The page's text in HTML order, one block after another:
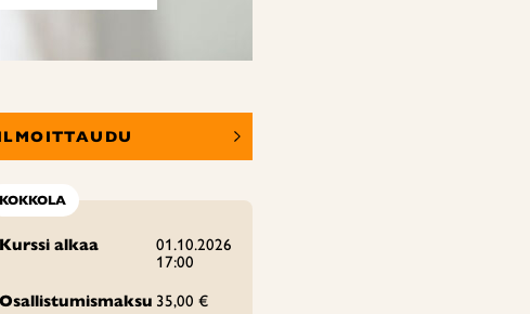
KOKKOLA
Kurssi alkaa
01.10.2026
17:00
Osallistumismaksu 35,00 €